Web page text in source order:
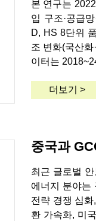
본 연구는
입 구조·공급
D, HS 8단위
조 변화(국산화
이터는
더보기 >
중국과
최근 글로벌
에너지 분야는
전략 경쟁 심
환 가속화, 미